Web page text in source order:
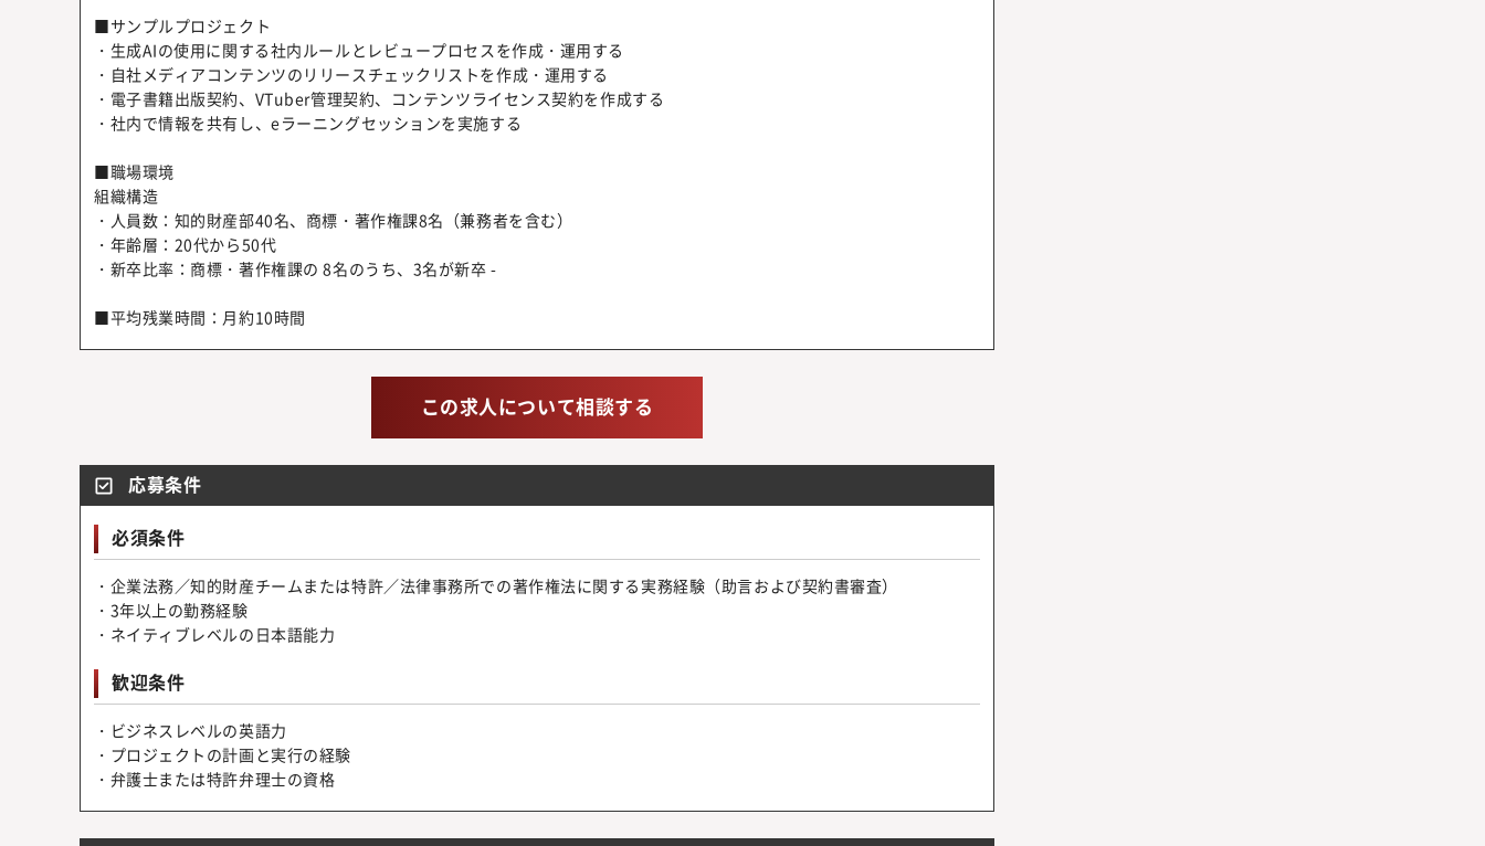
■サンプルプロジェクト
・生成AIの使用に関する社内ルールとレビュープロセスを作成・運用する
・自社メディアコンテンツのリリースチェックリストを作成・運用する
・電子書籍出版契約、VTuber管理契約、コンテンツライセンス契約を作成する
・社内で情報を共有し、eラーニングセッションを実施する
■職場環境
組織構造
・人員数：知的財産部40名、商標・著作権課8名（兼務者を含む）
・年齢層：20代から50代
・新卒比率：商標・著作権課の 8名のうち、3名が新卒 -
■平均残業時間：月約10時間
この求人について相談する
応募条件
必須条件
・企業法務／知的財産チームまたは特許／法律事務所での著作権法に関する実務経験（助言および契約書審査）
・3年以上の勤務経験
・ネイティブレベルの日本語能力
歓迎条件
・ビジネスレベルの英語力
・プロジェクトの計画と実行の経験
・弁護士または特許弁理士の資格